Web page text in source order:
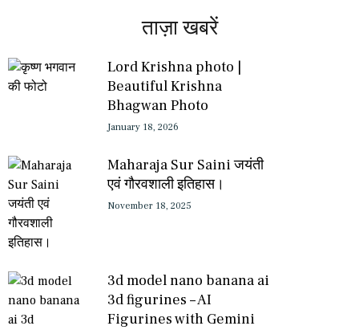
ताज़ा खबरें
Lord Krishna photo |
Beautiful Krishna
Bhagwan Photo
January 18, 2026
Maharaja Sur Saini जयंती
एवं गौरवशाली इतिहास।
November 18, 2025
3d model nano banana ai
3d figurines – AI
Figurines with Gemini